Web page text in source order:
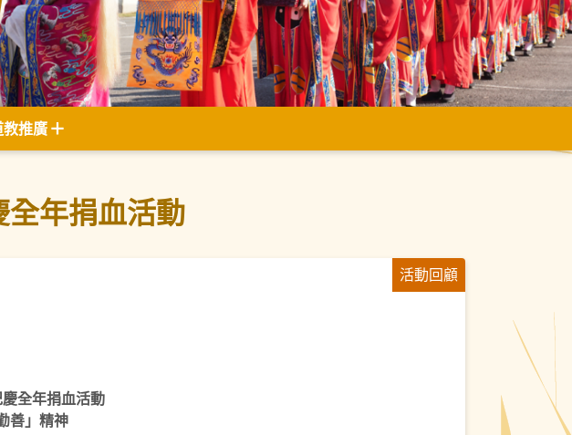
推廣
年捐血活動
活動回顧
全年捐血活動
善」精神